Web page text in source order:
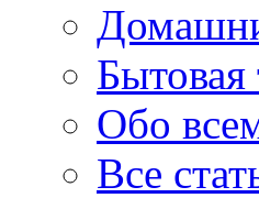
Бытовая
Обо
Все